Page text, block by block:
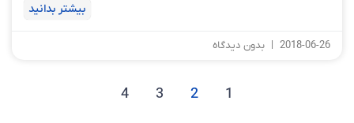
بیشتر بدانید
2018-06-26 بدون دیدگاه
1
2
3
4